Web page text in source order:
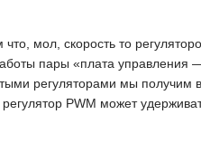
мол, скорость то
пары «плата
регуляторами мы получим
PWM может